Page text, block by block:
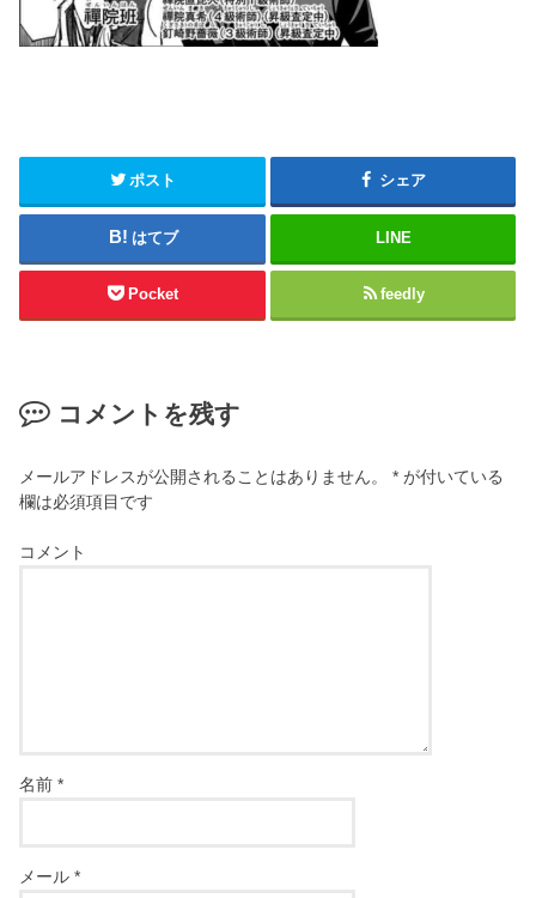
ポスト シェア
はてブ LINE
Pocket feedly
コメントを残す
メールアドレスが公開されることはありません。 * が付いている
欄は必須項目です
コメント
名前*
メール*